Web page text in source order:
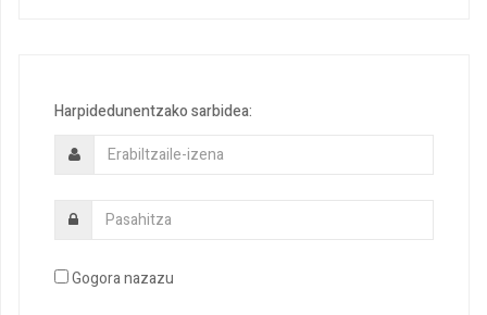
Harpidedunentzako sarbidea:
Gogora nazazu